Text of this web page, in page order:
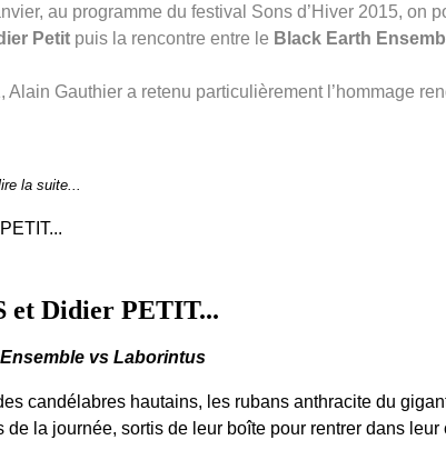
au programme du festival Sons d’Hiver 2015, on
Petit puis la rencontre entre le Black Earth
Alain Gauthier a retenu particulièrement l’hommage
la suite...
et Didier PETIT...
vs Laborintus
candélabres hautains, les rubans anthracite du
de la journée, sortis de leur boîte pour rentrer dans